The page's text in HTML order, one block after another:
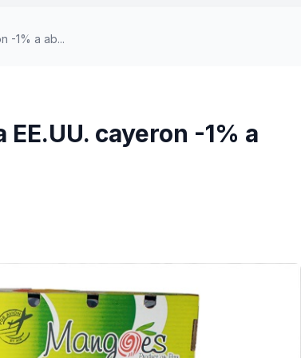
-1% a ab...
cayeron -1% a